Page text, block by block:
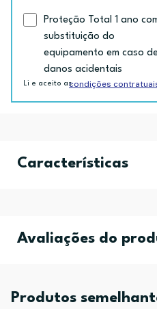
Proteção Total 1 ano
substituição do
equipamento em caso
danos acidentais
Li e aceito ascondições
Características
Avaliações do
Produtos